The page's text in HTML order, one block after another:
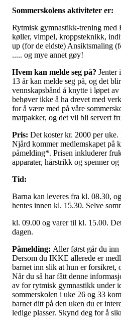
Sommerskolens aktiviteter er:
Rytmisk gymnastikk-trening med
køller, vimpel, kroppsteknikk,
up (for de eldste) Ansiktsmaling
..... og mye annet gøy!
Hvem kan melde seg på? Jenter
13 år kan melde seg på, og det
vennskapsbånd å knytte i løpet
behøver ikke å ha drevet med
for å være med på våre
matpakker, og det vil bli servert
Pris: Det koster kr. 2000 per
Njård kommer medlemskapet på
påmelding*. Prisen inkluderer
apparater, hårstrikk og spenner
Tid:
Barna kan leveres fra kl. 08.30,
hentes innen kl. 15.30. Selve
kl. 09.00 og varer til kl. 15.00.
dagen.
Påmelding: Aller først går du inn
Dersom du IKKE allerede er
barnet inn slik at hun er forsikret,
Når du så har fått denne
av for rytmisk gymnastikk under
sommerskolen i uke 26 og 33
barnet ditt på den uken du er
ledige plasser. Skynd deg for å